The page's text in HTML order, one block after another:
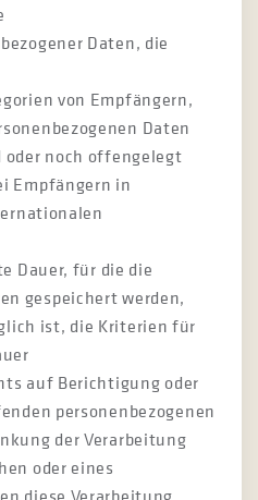
Daten, die
von Empfängern,
Daten
noch offengelegt
Empfängern in
Dauer, für die die
gespeichert werden,
ist, die Kriterien für
auf Berichtigung oder
personenbezogenen
der Verarbeitung
oder eines